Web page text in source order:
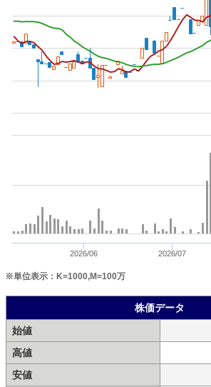
2026/06 2026/07
※単位表示：K=1000,M=100万
株価データ
始値
高値
安値